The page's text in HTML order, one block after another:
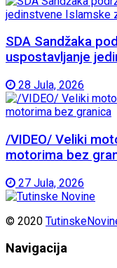
SDA Sandžaka
uspostavljanje
28 Jula, 2026
/VIDEO/ Veliki
motorima bez
27 Jula, 2026
© 2020
Navigacija